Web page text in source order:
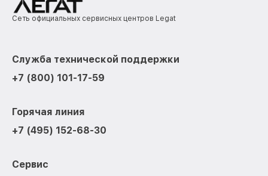
Сеть официальных сервисных центров Legat
Служба технической поддержки
+7 (800) 101-17-59
Горячая линия
+7 (495) 152-68-30
Сервис